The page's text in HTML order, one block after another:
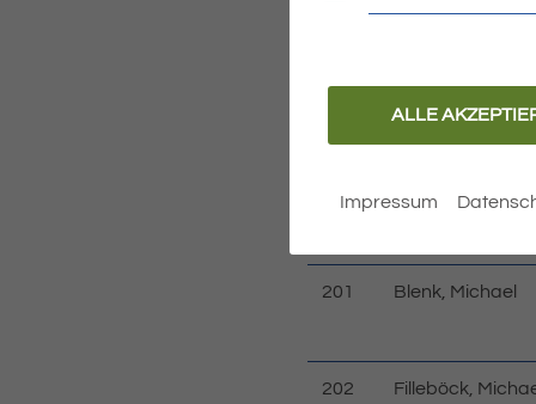
Nr.
Familienname,
ggf. zusätzliche
201 Blenk, Michael
202 Filleböck,
ALLE
Impressum